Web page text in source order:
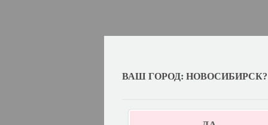
ВАШ ГОРОД: НОВОСИБИРСК?